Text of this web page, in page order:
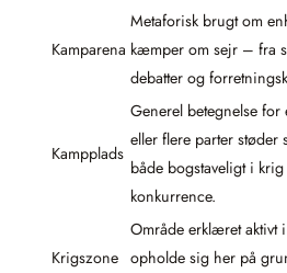
Kamparena
Metaforisk brugt om
kæmper om sejr – fra
debatter og
Kampplads
Generel betegnelse
eller flere parter
både bogstaveligt i
konkurrence.
Krigszone
Område erklæret aktivt
opholde sig her på